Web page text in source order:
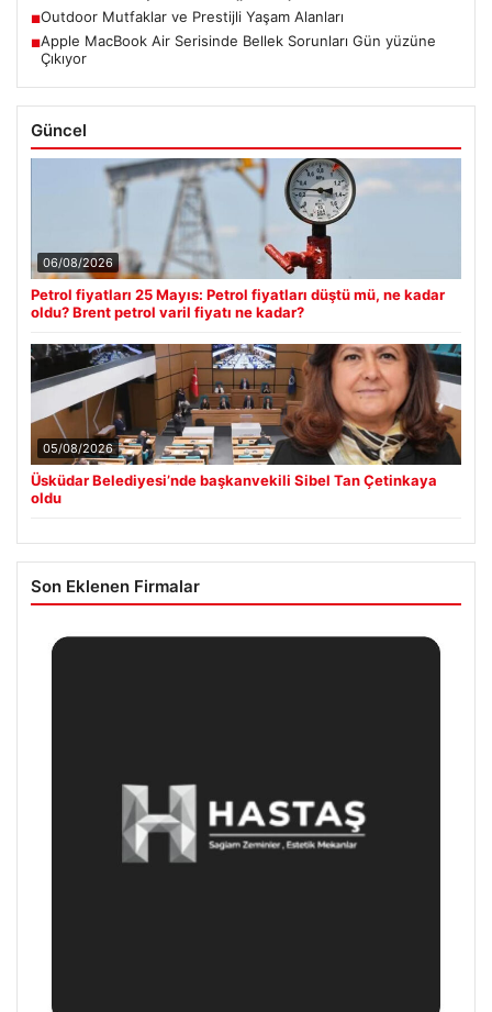
■Outdoor Mutfaklar ve Prestijli Yaşam Alanları
■Apple MacBook Air Serisinde Bellek Sorunları Gün yüzüne
Çıkıyor
Güncel
06/08/2026
Petrol fiyatları 25 Mayıs: Petrol fiyatları düştü mü, ne kadar
oldu? Brent petrol varil fiyatı ne kadar?
05/08/2026
Üsküdar Belediyesi’nde başkanvekili Sibel Tan Çetinkaya
oldu
Son Eklenen Firmalar